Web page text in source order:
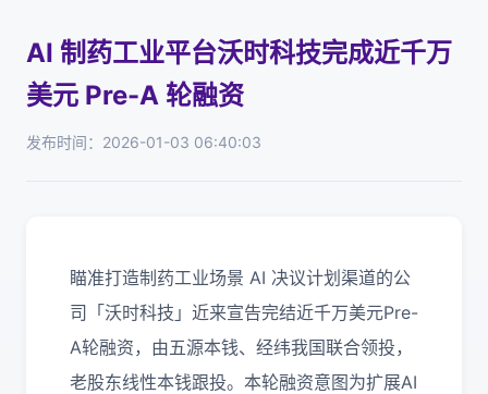
AI 制药工业平台沃时科技完成近千万
美元 Pre-A 轮融资
发布时间：2026-01-03 06:40:03
瞄准打造制药工业场景 AI 决议计划渠道的公
司「沃时科技」近来宣告完结近千万美元Pre-
A轮融资，由五源本钱、经纬我国联合领投，
老股东线性本钱跟投。本轮融资意图为扩展AI